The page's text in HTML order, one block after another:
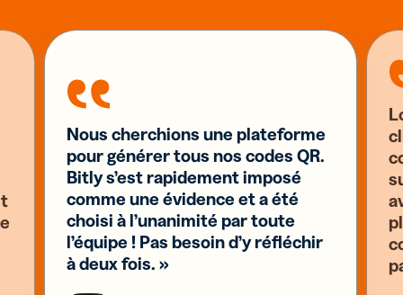
Nous cherchions une plateforme
pour générer tous nos codes QR.
Bitly s’est rapidement imposé
comme une évidence et a été
choisi à l’unanimité par toute
l’équipe ! Pas besoin d’y réfléchir
à deux fois. »